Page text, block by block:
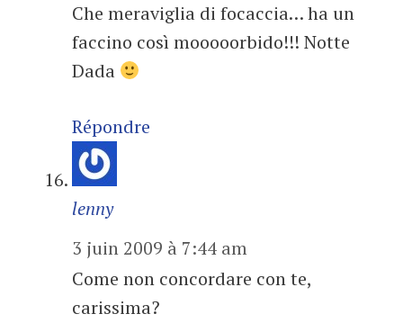
Che meraviglia di focaccia… ha un
faccino così mooooorbido!!! Notte
Dada
Répondre
lenny
3 juin 2009 à 7:44 am
Come non concordare con te,
carissima?